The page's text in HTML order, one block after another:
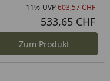
Preis
-11% UVP603,57 CHF
533,65 CHF
Zum Produkt